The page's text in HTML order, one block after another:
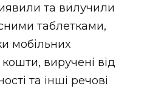
та вилучили
таблетками,
мобільних
виручені від
та інші речові